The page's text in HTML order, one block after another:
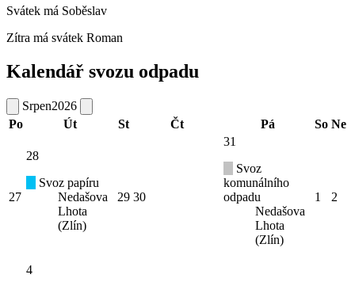
Svátek má Soběslav
Zítra má svátek Roman
Kalendář svozu odpadu
Srpen2026
Po
Út St Čt Pá So Ne
27
28
Svoz papíru
Nedašova
Lhota
(Zlín)
29 30
31
Svoz
komunálního
odpadu
Nedašova
Lhota
(Zlín)
1 2
4